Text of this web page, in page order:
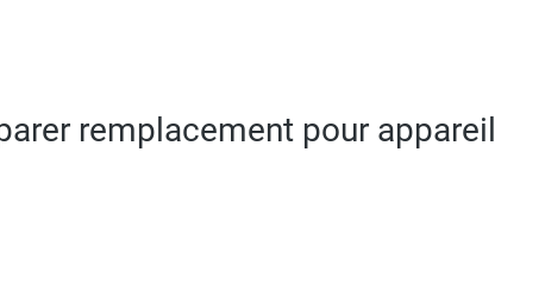
remplacement pour appareil